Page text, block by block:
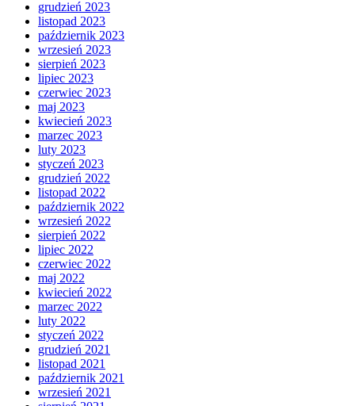
grudzień 2023
listopad 2023
październik 2023
wrzesień 2023
sierpień 2023
lipiec 2023
czerwiec 2023
maj 2023
kwiecień 2023
marzec 2023
luty 2023
styczeń 2023
grudzień 2022
listopad 2022
październik 2022
wrzesień 2022
sierpień 2022
lipiec 2022
czerwiec 2022
maj 2022
kwiecień 2022
marzec 2022
luty 2022
styczeń 2022
grudzień 2021
listopad 2021
październik 2021
wrzesień 2021